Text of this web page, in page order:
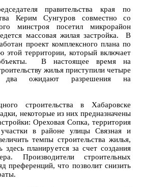
правительства края по
Керим Сунгуров совместно со
минстроя посетил микрорайон
массовая жилая застройка. В
проект комплексного плана по
этой территории, который включает
В настоящее время на
жилья приступили четыре
два ожидают разрешения на
строительства в Хабаровске
некоторые из них предназначены
Ореховая Сопка, территория
в районе улицы Связная и
темпы строительства жилья,
здесь планируется за счет создания
Производители строительных
преференций, что позволит снизить